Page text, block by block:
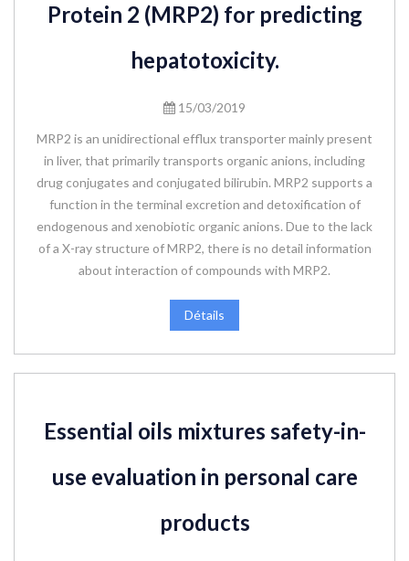
Protein 2 (MRP2) for predicting
hepatotoxicity.
15/03/2019
MRP2 is an unidirectional efflux transporter mainly present
in liver, that primarily transports organic anions, including
drug conjugates and conjugated bilirubin. MRP2 supports a
function in the terminal excretion and detoxification of
endogenous and xenobiotic organic anions. Due to the lack
of a X-ray structure of MRP2, there is no detail information
about interaction of compounds with MRP2.
Détails
Essential oils mixtures safety-in-
use evaluation in personal care
products